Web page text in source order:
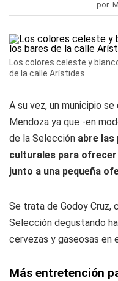
por
Los colores celeste y
de la calle Arístides.
A su vez, un municipio
Mendoza ya que -en
de la Selección abre las
culturales para
junto a una pequeña
Se trata de Godoy Cruz,
Selección degustando
cervezas y gaseosas en
Más entretención